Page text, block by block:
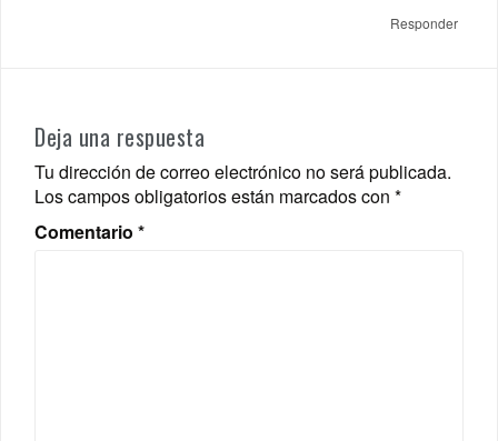
Responder
Deja una respuesta
Tu dirección de correo electrónico no será publicada.
Los campos obligatorios están marcados con *
Comentario *